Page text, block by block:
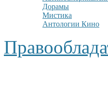
Дорамы
Мистика
Антологии Кино